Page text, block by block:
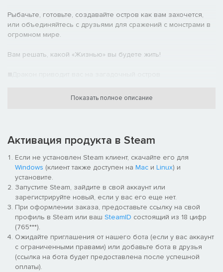
Рыбачьте, готовьте, создавайте остров как вам захочется,
или объединяйтесь с друзьями для сражений с монстрами в
огромном мире.
Вам решать, какой «Жизнью» вы будете жить!
Вы — искатель приключений, отправившийся в экспедицию с
Огромная бездна, костяной дракон, и послание девушки,
которая умоляет вас спасти мир...
Перемещайтесь между процветавшим 1000 лет назад и
современным островом, чтобы раскрыть тайну его падения!
■14 уникальных «Жизней», которые преобразят вашу
В этом мире «Жизнь» -профессия.
Каждая из них уникальна и предлагает разные способы
проведения времени.
Показать полное описание
Активация продукта в Steam
Если не установлен Steam клиент, скачайте его для
Windows (клиент также доступен на Mac и Linux) и
установите.
Запустите Steam, зайдите в свой аккаунт или
зарегистрируйте новый, если у вас его еще нет.
При оформлении заказа, предоставьте ссылку на свой
профиль в Steam или ваш SteamID состоящий из 18 цифр
(765***).
Ожидайте приглашения от нашего бота (если у вас аккаунт
с ограниченными правами) или добавьте бота в друзья
(ссылка на бота будет предоставлена после успешной
оплаты).